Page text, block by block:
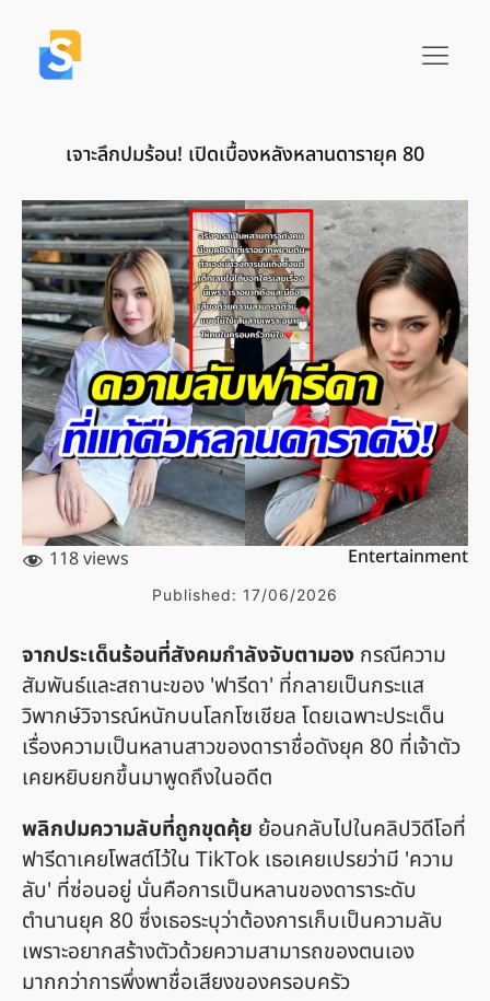
เจาะลึกปมร้อน! เปิดเบื้องหลังหลานดารายุค 80
118 views Entertainment
Published: 17/06/2026
จากประเด็นร้อนที่สังคมกำลังจับตามอง กรณีความ
สัมพันธ์และสถานะของ 'ฟารีดา' ที่กลายเป็นกระแส
วิพากษ์วิจารณ์หนักบนโลกโซเชียล โดยเฉพาะประเด็น
เรื่องความเป็นหลานสาวของดาราชื่อดังยุค 80 ที่เจ้าตัว
เคยหยิบยกขึ้นมาพูดถึงในอดีต
พลิกปมความลับที่ถูกขุดคุ้ย ย้อนกลับไปในคลิปวิดีโอที่
ฟารีดาเคยโพสต์ไว้ใน TikTok เธอเคยเปรยว่ามี 'ความ
ลับ' ที่ซ่อนอยู่ นั่นคือการเป็นหลานของดาราระดับ
ตำนานยุค 80 ซึ่งเธอระบุว่าต้องการเก็บเป็นความลับ
เพราะอยากสร้างตัวด้วยความสามารถของตนเอง
มากกว่าการพึ่งพาชื่อเสียงของครอบครัว